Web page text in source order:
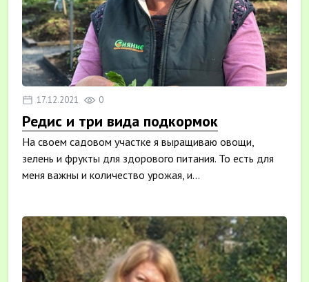
17.12.2021 0
Редис и три вида подкормок
На своем садовом участке я выращиваю овощи,
зелень и фрукты для здорового питания. То есть для
меня важны и количество урожая, и...